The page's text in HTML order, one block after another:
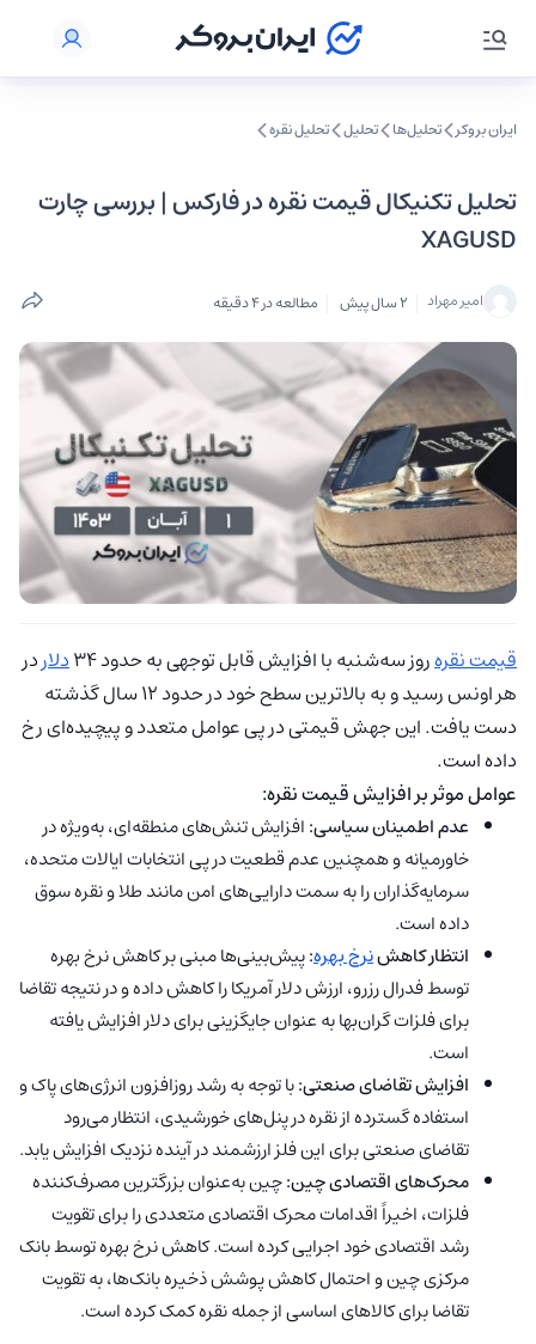
ایران بروکر تحلیل‌ها تحلیل‌ تحلیل نقره
تحلیل تکنیکال قیمت نقره در فارکس |‌ بررسی چارت
XAGUSD
امیر مهراد 2 سال پیش مطالعه در 4 دقیقه
قیمت نقرهروز سه‌شنبه با افزایش قابل توجهی به حدود ۳۴ دلاردر
هر اونس رسید و به بالاترین سطح خود در حدود ۱۲ سال گذشته
دست یافت. این جهش قیمتی در پی عوامل متعدد و پیچیده‌ای رخ
داده است.
عوامل موثر بر افزایش قیمت نقره:
عدم اطمینان سیاسی:افزایش تنش‌های منطقه‌ای، به‌ویژه در
خاورمیانه و همچنین عدم قطعیت در پی انتخابات ایالات متحده،
سرمایه‌گذاران را به سمت دارایی‌های امن مانند طلا و نقره سوق
داده است.
انتظار کاهشنرخ بهره:پیش‌بینی‌ها مبنی بر کاهش نرخ بهره
توسط فدرال رزرو، ارزش دلار آمریکا را کاهش داده و در نتیجه تقاضا
برای فلزات گران‌بها به عنوان جایگزینی برای دلار افزایش یافته
است.
افزایش تقاضای صنعتی:با توجه به رشد روزافزون انرژی‌های پاک و
استفاده گسترده از نقره در پنل‌های خورشیدی، انتظار می‌رود
تقاضای صنعتی برای این فلز ارزشمند در آینده نزدیک افزایش یابد.
محرک‌های اقتصادی چین:چین به‌عنوان بزرگترین مصرف‌کننده
فلزات، اخیراً اقدامات محرک اقتصادی متعددی را برای تقویت
رشد اقتصادی خود اجرایی کرده است. کاهش نرخ بهره توسط بانک
مرکزی چین و احتمال کاهش پوشش ذخیره بانک‌ها، به تقویت
تقاضا برای کالاهای اساسی از جمله نقره کمک کرده است.